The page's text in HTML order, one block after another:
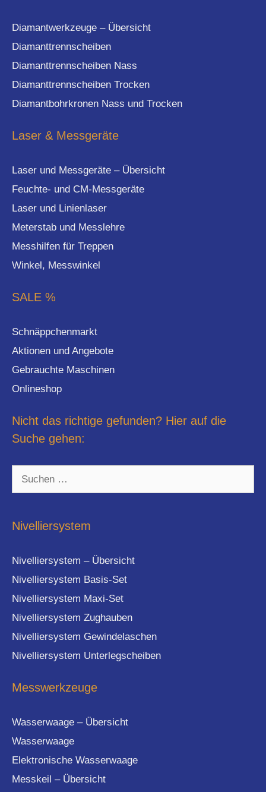
Diamantwerkzeuge – Übersicht
Diamanttrennscheiben
Diamanttrennscheiben Nass
Diamanttrennscheiben Trocken
Diamantbohrkronen Nass und Trocken
Laser & Messgeräte
Laser und Messgeräte – Übersicht
Feuchte- und CM-Messgeräte
Laser und Linienlaser
Meterstab und Messlehre
Messhilfen für Treppen
Winkel, Messwinkel
SALE %
Schnäppchenmarkt
Aktionen und Angebote
Gebrauchte Maschinen
Onlineshop
Nicht das richtige gefunden? Hier auf die
Suche gehen:
Nivelliersystem
Nivelliersystem – Übersicht
Nivelliersystem Basis-Set
Nivelliersystem Maxi-Set
Nivelliersystem Zughauben
Nivelliersystem Gewindelaschen
Nivelliersystem Unterlegscheiben
Messwerkzeuge
Wasserwaage – Übersicht
Wasserwaage
Elektronische Wasserwaage
Messkeil – Übersicht